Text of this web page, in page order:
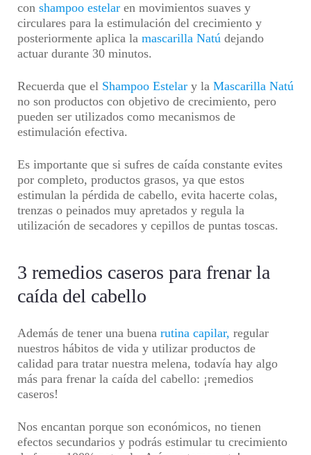
con shampoo estelar en movimientos suaves y
circulares para la estimulación del crecimiento y
posteriormente aplica la mascarilla Natú dejando
actuar durante 30 minutos.
Recuerda que el Shampoo Estelar y la Mascarilla Natú
no son productos con objetivo de crecimiento, pero
pueden ser utilizados como mecanismos de
estimulación efectiva.
Es importante que si sufres de caída constante evites
por completo, productos grasos, ya que estos
estimulan la pérdida de cabello, evita hacerte colas,
trenzas o peinados muy apretados y regula la
utilización de secadores y cepillos de puntas toscas.
3 remedios caseros para frenar la
caída del cabello
Además de tener una buena rutina capilar, regular
nuestros hábitos de vida y utilizar productos de
calidad para tratar nuestra melena, todavía hay algo
más para frenar la caída del cabello: ¡remedios
caseros!
Nos encantan porque son económicos, no tienen
efectos secundarios y podrás estimular tu crecimiento